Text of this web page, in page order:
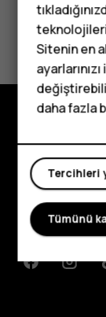
Bu size
Evet
Keşfedin
Hakkında
Planet and
Destek
Facebook
Sitenin en
daha fazla
Tercihleri
Tümünü